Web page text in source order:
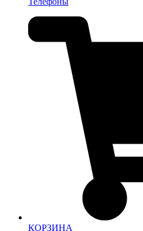
КОРЗИНА